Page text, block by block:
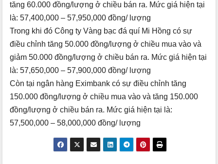
tăng 60.000 đồng/lượng ở chiều bán ra. Mức giá hiện tại
là: 57,400,000 – 57,950,000 đồng/ lượng
Trong khi đó Công ty Vàng bạc đá quí Mi Hồng có sự
điều chỉnh tăng 50.000 đồng/lượng ở chiều mua vào và
giảm 50.000 đồng/lượng ở chiều bán ra. Mức giá hiện tại
là: 57,650,000 – 57,900,000 đồng/ lượng
Còn tại ngân hàng Eximbank có sự điều chỉnh tăng
150.000 đồng/lượng ở chiều mua vào và tăng 150.000
đồng/lượng ở chiều bán ra. Mức giá hiện tại là:
57,500,000 – 58,000,000 đồng/ lượng